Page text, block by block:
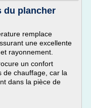
du plancher
remplace
une excellente
rayonnement.
un confort
de chauffage, car la
dans la pièce de